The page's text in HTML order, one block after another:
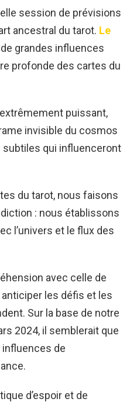
session de prévisions
ancestral du tarot. Le
grandes influences
profonde des cartes du
puissant,
invisible du cosmos
qui influenceront
du tarot, nous faisons
: nous établissons
l’univers et le flux des
avec celle de
anticiper les défis et les
Sur la base de notre
2024, il semblerait que
influences de
d’espoir et de